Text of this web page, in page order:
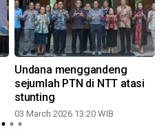
Undana menggandeng
sejumlah PTN di NTT atasi
stunting
03 March 2026 13:20 WIB